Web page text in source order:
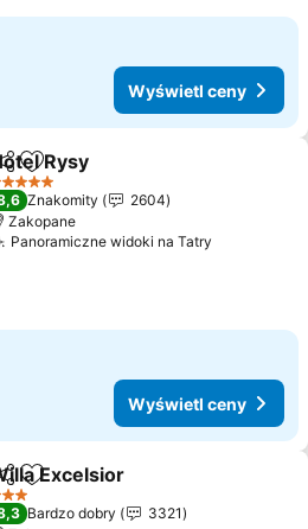
Wyświetl ceny
Dodaj do ulubionych
Rysy
Znakomity
2604
Zakopane
Panoramiczne widoki na Tatry
Wyświetl ceny
Dodaj do ulubionych
Excelsior
Bardzo dobry
3321